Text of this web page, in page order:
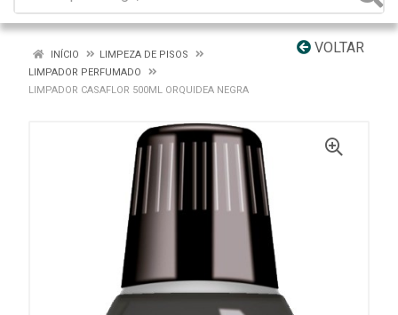
VOLTAR
INÍCIO
LIMPEZA DE PISOS
LIMPADOR PERFUMADO
LIMPADOR CASAFLOR 500ML ORQUIDEA NEGRA